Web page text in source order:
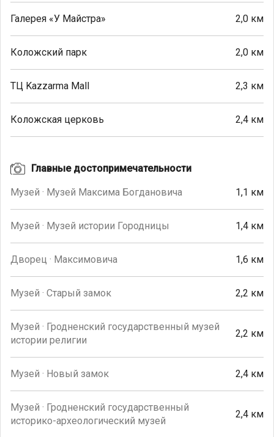
Галерея «У Майстра» 2,0 км
Коложский парк 2,0 км
ТЦ Kazzarma Mall 2,3 км
Коложская церковь 2,4 км
Главные достопримечательности
Музей · Музей Максима Богдановича 1,1 км
Музей · Музей истории Городницы 1,4 км
Дворец · Максимовича 1,6 км
Музей · Старый замок 2,2 км
Музей · Гродненский государственный музей
истории религии
2,2 км
Музей · Новый замок 2,4 км
Музей · Гродненский государственный
историко-археологический музей
2,4 км